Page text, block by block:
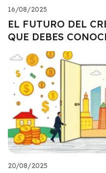
16/08/2025
EL FUTURO DEL
QUE DEBES
20/08/2025